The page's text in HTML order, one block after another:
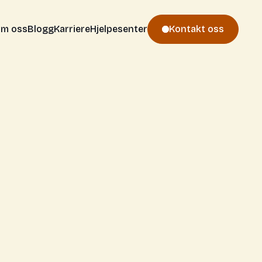
ossBloggKarriereHjelpesenter Kontakt oss